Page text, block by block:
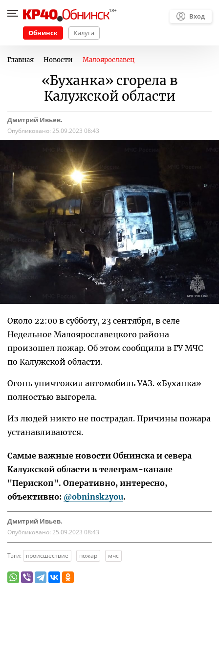
Обнинск Калуга
Вход
Главная Новости Малоярославец
«Буханка» сгорела в
Калужской области
Дмитрий Ивьев.
Опубликовано: 25.09.2023 08:43
Около 22:00 в субботу, 23 сентября, в селе
Недельное Малоярославецкого района
произошел пожар. Об этом сообщили в ГУ МЧС
по Калужской области.
Огонь уничтожил автомобиль УАЗ. «Буханка»
полностью выгорела.
Из людей никто не пострадал. Причины пожара
устанавливаются.
Самые важные новости Обнинска и севера
Калужской области в телеграм-канале
"Перископ". Оперативно, интересно,
объективно: @obninsk2you.
Дмитрий Ивьев.
Опубликовано: 25.09.2023 08:43
Тэги: происшествие пожар мчс